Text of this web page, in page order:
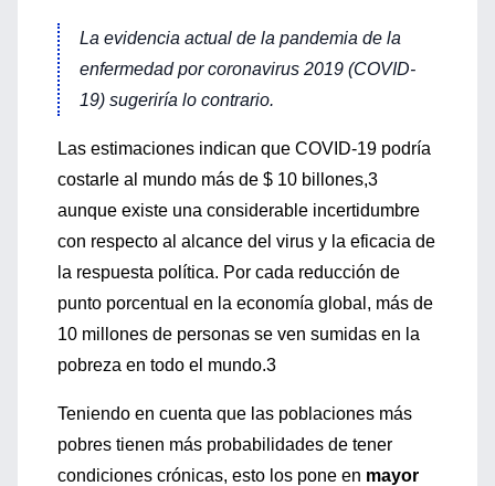
La evidencia actual de la pandemia de la
enfermedad por coronavirus 2019 (COVID-
19) sugeriría lo contrario.
Las estimaciones indican que COVID-19 podría
costarle al mundo más de $ 10 billones,3
aunque existe una considerable incertidumbre
con respecto al alcance del virus y la eficacia de
la respuesta política. Por cada reducción de
punto porcentual en la economía global, más de
10 millones de personas se ven sumidas en la
pobreza en todo el mundo.3
Teniendo en cuenta que las poblaciones más
pobres tienen más probabilidades de tener
condiciones crónicas, esto los pone en mayor